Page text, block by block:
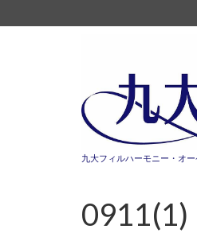
九大フィルハーモニー・オ
0911(1)